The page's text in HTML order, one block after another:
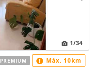
1/34
PREMIUM Máx. 10km